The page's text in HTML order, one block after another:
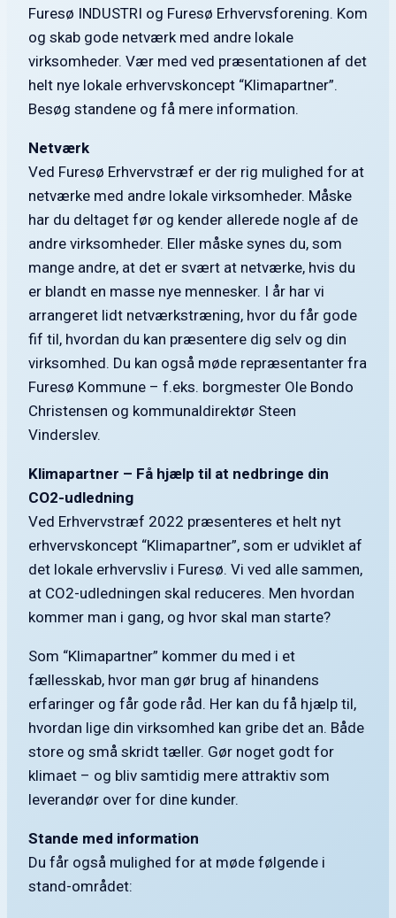
Furesø INDUSTRI og Furesø Erhvervsforening. Kom
og skab gode netværk med andre lokale
virksomheder. Vær med ved præsentationen af det
helt nye lokale erhvervskoncept “Klimapartner”.
Besøg standene og få mere information.
Netværk
Ved Furesø Erhvervstræf er der rig mulighed for at
netværke med andre lokale virksomheder. Måske
har du deltaget før og kender allerede nogle af de
andre virksomheder. Eller måske synes du, som
mange andre, at det er svært at netværke, hvis du
er blandt en masse nye mennesker. I år har vi
arrangeret lidt netværkstræning, hvor du får gode
fif til, hvordan du kan præsentere dig selv og din
virksomhed. Du kan også møde repræsentanter fra
Furesø Kommune – f.eks. borgmester Ole Bondo
Christensen og kommunaldirektør Steen
Vinderslev.
Klimapartner – Få hjælp til at nedbringe din
CO2-udledning
Ved Erhvervstræf 2022 præsenteres et helt nyt
erhvervskoncept “Klimapartner”, som er udviklet af
det lokale erhvervsliv i Furesø. Vi ved alle sammen,
at CO2-udledningen skal reduceres. Men hvordan
kommer man i gang, og hvor skal man starte?
Som “Klimapartner” kommer du med i et
fællesskab, hvor man gør brug af hinandens
erfaringer og får gode råd. Her kan du få hjælp til,
hvordan lige din virksomhed kan gribe det an. Både
store og små skridt tæller. Gør noget godt for
klimaet – og bliv samtidig mere attraktiv som
leverandør over for dine kunder.
Stande med information
Du får også mulighed for at møde følgende i
stand-området: